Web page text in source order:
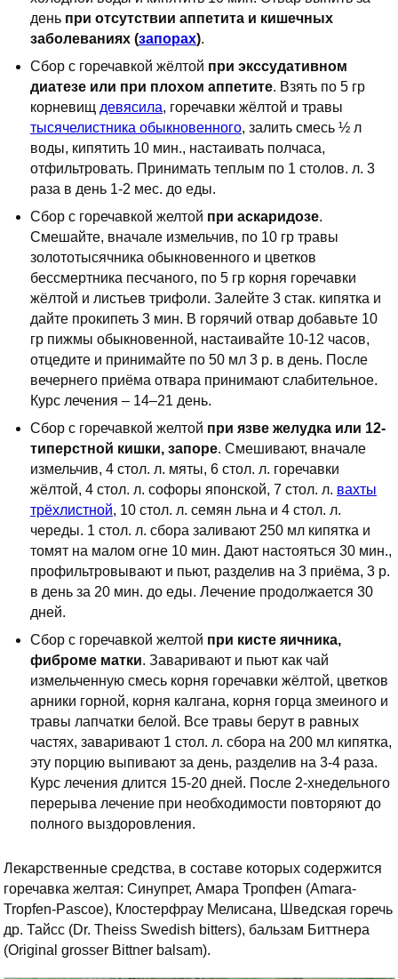
день при отсутствии аппетита и кишечных
заболеваниях (запорах).
Сбор с горечавкой жёлтой при экссудативном
диатезе или при плохом аппетите. Взять по 5 гр
корневищ девясила, горечавки жёлтой и травы
тысячелистника обыкновенного, залить смесь ½ л
воды, кипятить 10 мин., настаивать полчаса,
отфильтровать. Принимать теплым по 1 столов. л. 3
раза в день 1-2 мес. до еды.
Сбор с горечавкой желтой при аскаридозе.
Смешайте, вначале измельчив, по 10 гр травы
золототысячника обыкновенного и цветков
бессмертника песчаного, по 5 гр корня горечавки
жёлтой и листьев трифоли. Залейте 3 стак. кипятка и
дайте прокипеть 3 мин. В горячий отвар добавьте 10
гр пижмы обыкновенной, настаивайте 10-12 часов,
отцедите и принимайте по 50 мл 3 р. в день. После
вечернего приёма отвара принимают слабительное.
Курс лечения – 14–21 день.
Сбор с горечавкой желтой при язве желудка или 12-
типерстной кишки, запоре. Смешивают, вначале
измельчив, 4 стол. л. мяты, 6 стол. л. горечавки
жёлтой, 4 стол. л. софоры японской, 7 стол. л. вахты
трёхлистной, 10 стол. л. семян льна и 4 стол. л.
череды. 1 стол. л. сбора заливают 250 мл кипятка и
томят на малом огне 10 мин. Дают настояться 30 мин.,
профильтровывают и пьют, разделив на 3 приёма, 3 р.
в день за 20 мин. до еды. Лечение продолжается 30
дней.
Сбор с горечавкой желтой при кисте яичника,
фиброме матки. Заваривают и пьют как чай
измельченную смесь корня горечавки жёлтой, цветков
арники горной, корня калгана, корня горца змеиного и
травы лапчатки белой. Все травы берут в равных
частях, заваривают 1 стол. л. сбора на 200 мл кипятка,
эту порцию выпивают за день, разделив на 3-4 раза.
Курс лечения длится 15-20 дней. После 2-хнедельного
перерыва лечение при необходимости повторяют до
полного выздоровления.
Лекарственные средства, в составе которых содержится
горечавка желтая: Синупрет, Амара Тропфен (Amara-
Tropfen-Pascoe), Клостерфрау Мелисана, Шведская горечь
др. Тайсс (Dr. Theiss Swedish bitters), бальзам Биттнера
(Original grosser Bittner balsam).